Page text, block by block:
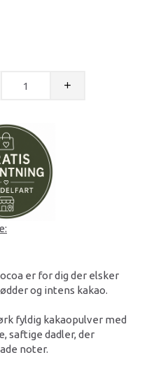
er for dig der elsker
og intens kakao.
fyldig kakaopulver med
saftige dadler, der
noter.